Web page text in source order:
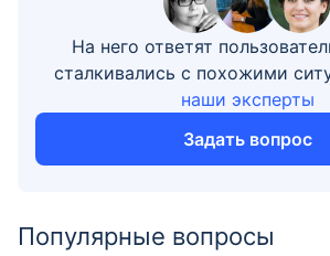
На него ответят
сталкивались с похожими
наши эксперты
Задать вопрос
Популярные вопросы